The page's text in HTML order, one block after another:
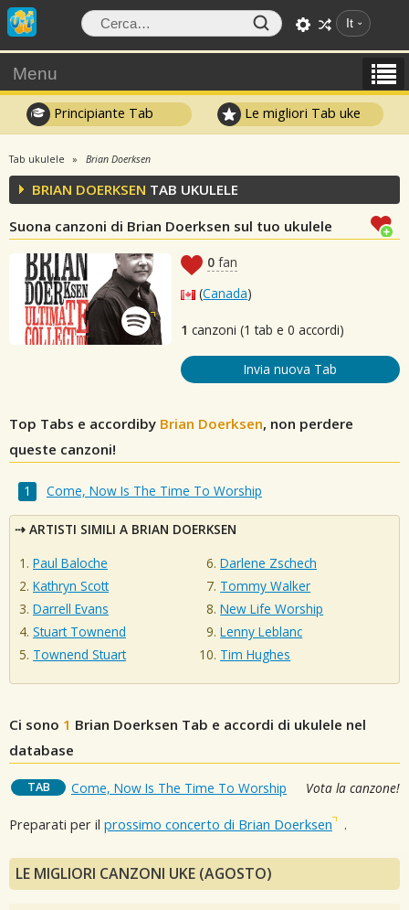
It
Menu
Principiante Tab Le migliori Tab uke
Tab ukulele Brian Doerksen
BRIAN DOERKSEN TAB UKULELE
Suona canzoni di Brian Doerksen sul tuo ukulele
0 fan
(Canada)
1 canzoni (1 tab e 0 accordi)
Invia nuova Tab
Top Tabs e accordiby Brian Doerksen, non perdere
queste canzoni!
Come, Now Is The Time To Worship
ARTISTI SIMILI A BRIAN DOERKSEN
Paul Baloche
Kathryn Scott
Darrell Evans
Stuart Townend
Townend Stuart
Darlene Zschech
Tommy Walker
New Life Worship
Lenny Leblanc
Tim Hughes
Ci sono 1 Brian Doerksen Tab e accordi di ukulele nel
database
TAB Come, Now Is The Time To Worship Vota la canzone!
Preparati per il prossimo concerto di Brian Doerksen .
LE MIGLIORI CANZONI UKE (AGOSTO)